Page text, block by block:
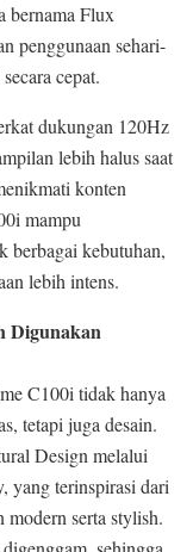
bernama Flux
penggunaan sehari-
cepat.
dukungan 120Hz
lebih halus saat
konten
mampu
berbagai kebutuhan,
lebih intens.
Digunakan
C100i tidak hanya
tetapi juga desain.
Design melalui
yang terinspirasi dari
modern serta stylish.